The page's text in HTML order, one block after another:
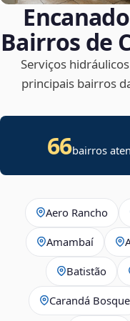
Bairros de
Serviços
principais bairros
66bairros
Aero Rancho
Amambaí
Batistão
Carandá Bosque